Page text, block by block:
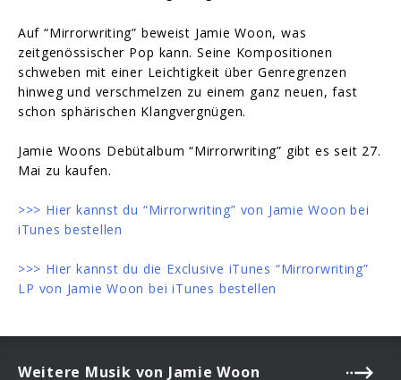
Auf “Mirrorwriting” beweist Jamie Woon, was
zeitgenössischer Pop kann. Seine Kompositionen
schweben mit einer Leichtigkeit über Genregrenzen
hinweg und verschmelzen zu einem ganz neuen, fast
schon sphärischen Klangvergnügen.
Jamie Woons Debütalbum “Mirrorwriting” gibt es seit 27.
Mai zu kaufen.
>>> Hier kannst du “Mirrorwriting” von Jamie Woon bei
iTunes bestellen
>>> Hier kannst du die Exclusive iTunes “Mirrorwriting”
LP von Jamie Woon bei iTunes bestellen
Weitere Musik von Jamie Woon